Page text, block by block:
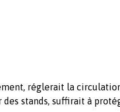
réglerait la
stands, suffirait à